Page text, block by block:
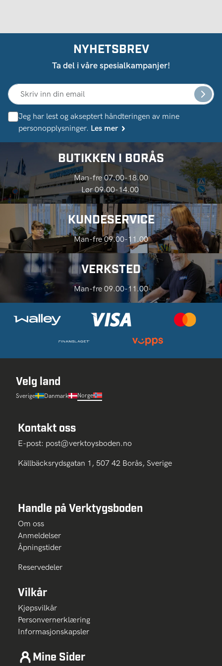
NYHETSBREV
Ta del i våre spesialkampanjer!
Jeg har lest og akseptert håndteringen av mine
personopplysninger. Les mer
BUTIKKEN I BORÅS
Man-fre 07.00-18.00
Lør 09.00-14.00
KUNDESERVICE
Man-fre 09.00-11.00
VERKSTED
Man-fre 09.00-11.00
Velg land
Sverige Danmark Norge
Kontakt oss
E-post: post@verktoysboden.no
Källbäcksrydsgatan 1, 507 42 Borås, Sverige
Handle på Verktygsboden
Om oss
Anmeldelser
Åpningstider
Reservedeler
Vilkår
Kjøpsvilkår
Personvernerklæring
Informasjonskapsler
Mine Sider